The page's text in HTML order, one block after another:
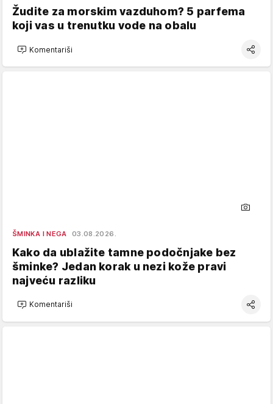
Žudite za morskim vazduhom? 5 parfema
koji vas u trenutku vode na obalu
Komentariši
ŠMINKA I NEGA 03.08.2026.
Kako da ublažite tamne podočnjake bez
šminke? Jedan korak u nezi kože pravi
najveću razliku
Komentariši